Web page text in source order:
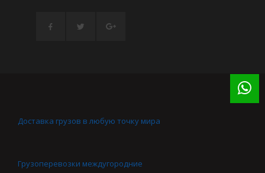
Доставка грузов в любую точку мира
Грузоперевозки междугородние